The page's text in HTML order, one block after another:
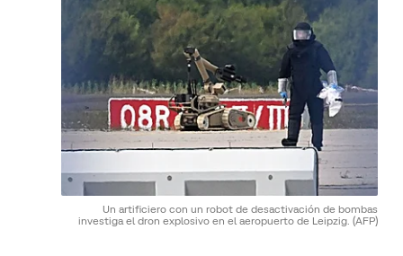
Un artificiero con un robot de desactivación de bombas
investiga el dron explosivo en el aeropuerto de Leipzig. (AFP)